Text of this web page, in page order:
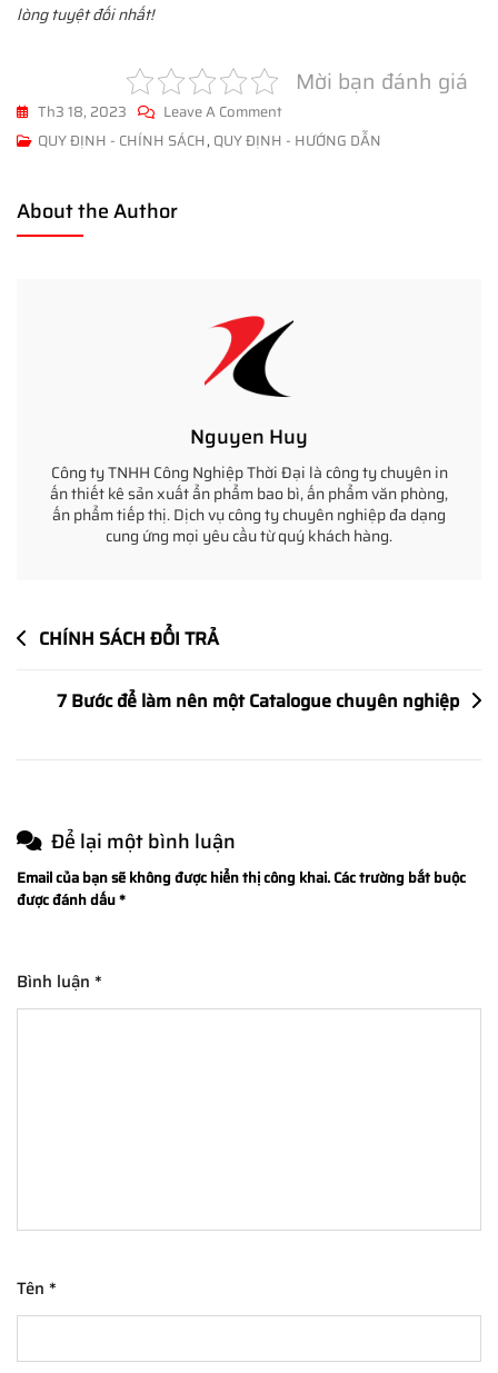
lòng tuyệt đối nhất!
Mời bạn đánh giá
Th3 18, 2023 Leave A CommentOn
THỎA
THỜI
QUY ĐỊNH - CHÍNH SÁCH, QUY ĐỊNH - HƯỚNG DẪN
About the Author
Nguyen Huy
Công ty TNHH Công Nghiệp Thời Đại là công ty chuyên in
ấn thiết kê sản xuất ẩn phẩm bao bì, ấn phẩm văn phòng,
ấn phẩm tiếp thị. Dịch vụ công ty chuyên nghiệp đa dạng
cung ứng mọi yêu cầu từ quý khách hàng.
ĐiềuCHÍNH SÁCH ĐỔI TRẢ
7 Bước để làm nên một Catalogue chuyên nghiệp
Để lại một bình luận
Email của bạn sẽ không được hiển thị công khai.Các trường bắt buộc
được đánh dấu*
Bình luận *
Tên *